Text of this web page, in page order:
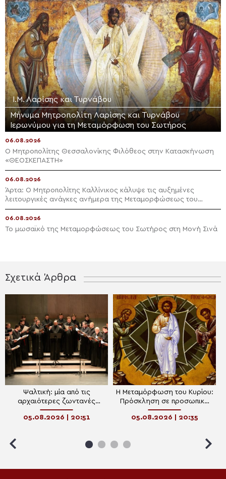
Ι.Μ. Λαρίσης και Τυρνάβου
Μήνυμα Μητροπολίτη Λαρίσης και Τυρνάβου
Ιερωνύμου για τη Μεταμόρφωση του Σωτήρος
06.08.2026
Ο Μητροπολίτης Θεσσαλονίκης Φιλόθεος στην Κατασκήνωση
«ΘΕΟΣΚΕΠΑΣΤΗ»
06.08.2026
Άρτα: Ο Μητροπολίτης Καλλίνικος κάλυψε τις αυξημένες
λειτουργικές ανάγκες ανήμερα της Μεταμορφώσεως του
Σωτήρος
06.08.2026
To μωσαϊκό της Μεταμορφώσεως του Σωτήρος στη Μονή Σινά
Σχετικά Άρθρα
Ψαλτική: μία από τις
αρχαιότερες ζωντανές
επιτελεστικές τέχνες
(performance) της Ευρώπης
05.08.2026 | 20:51
Η Μεταμόρφωση του Κυρίου:
Πρόσκληση σε προσωπική
ανακαίνιση
05.08.2026 | 20:35